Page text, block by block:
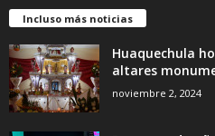
Incluso más noticias
Huaquechula
altares
noviembre 2, 2024